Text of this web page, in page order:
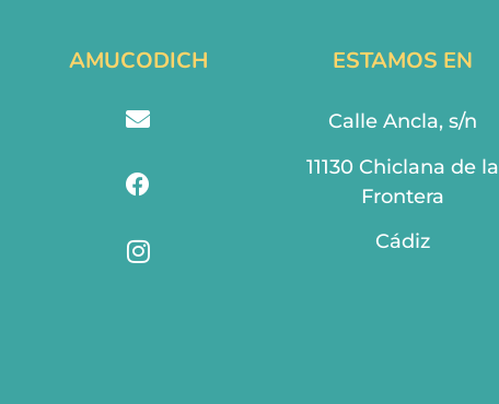
AMUCODICH ESTAMOS EN
Calle Ancla, s/n
11130 Chiclana de la
Frontera
Cádiz